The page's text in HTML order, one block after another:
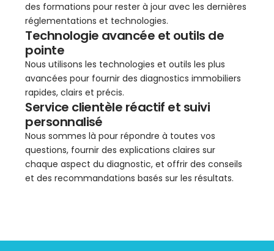
des formations pour rester à jour avec les dernières
réglementations et technologies.
Technologie avancée et outils de
pointe
Nous utilisons les technologies et outils les plus
avancées pour fournir des diagnostics immobiliers
rapides, clairs et précis.
Service clientèle réactif et suivi
personnalisé
Nous sommes là pour répondre à toutes vos
questions, fournir des explications claires sur
chaque aspect du diagnostic, et offrir des conseils
et des recommandations basés sur les résultats.